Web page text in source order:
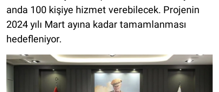
anda 100 kişiye hizmet verebilecek. Projenin
2024 yılı Mart ayına kadar tamamlanması
hedefleniyor.